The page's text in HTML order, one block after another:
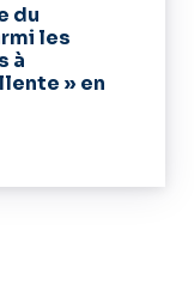
du
les
à
» en